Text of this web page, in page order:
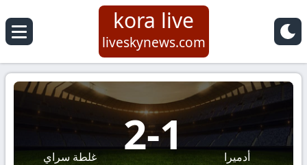
kora live
liveskynews.com
غلطة سراي 2-1 أدميرا